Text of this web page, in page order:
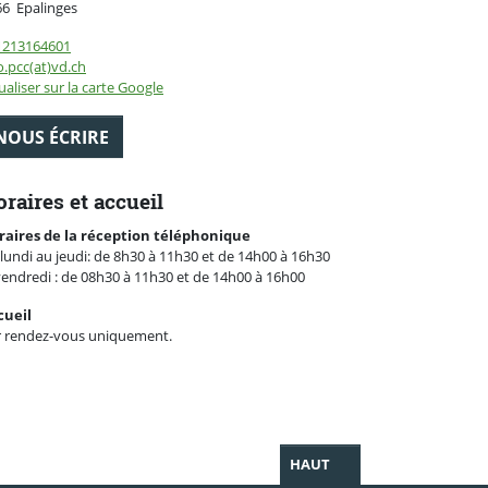
EpalingesSuisse
sur la carte Google
ÉCRIRE
et accueil
de la réception téléphonique
au jeudi: de 8h30 à 11h30 et de 14h00 à 16h30
: de 08h30 à 11h30 et de 14h00 à 16h00
rendez-vous uniquement.
HAUT